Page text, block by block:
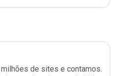
de sites e contamos.